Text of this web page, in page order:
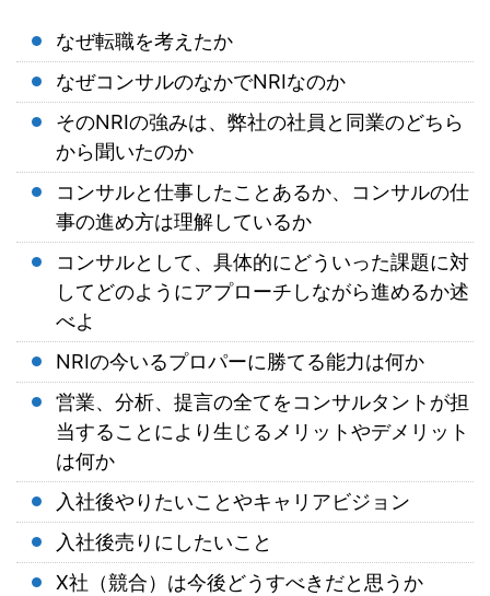
なぜ転職を考えたか
なぜコンサルのなかでNRIなのか
そのNRIの強みは、弊社の社員と同業のどちら
から聞いたのか
コンサルと仕事したことあるか、コンサルの仕
事の進め方は理解しているか
コンサルとして、具体的にどういった課題に対
してどのようにアプローチしながら進めるか述
べよ
NRIの今いるプロパーに勝てる能力は何か
営業、分析、提言の全てをコンサルタントが担
当することにより生じるメリットやデメリット
は何か
入社後やりたいことやキャリアビジョン
入社後売りにしたいこと
X社（競合）は今後どうすべきだと思うか